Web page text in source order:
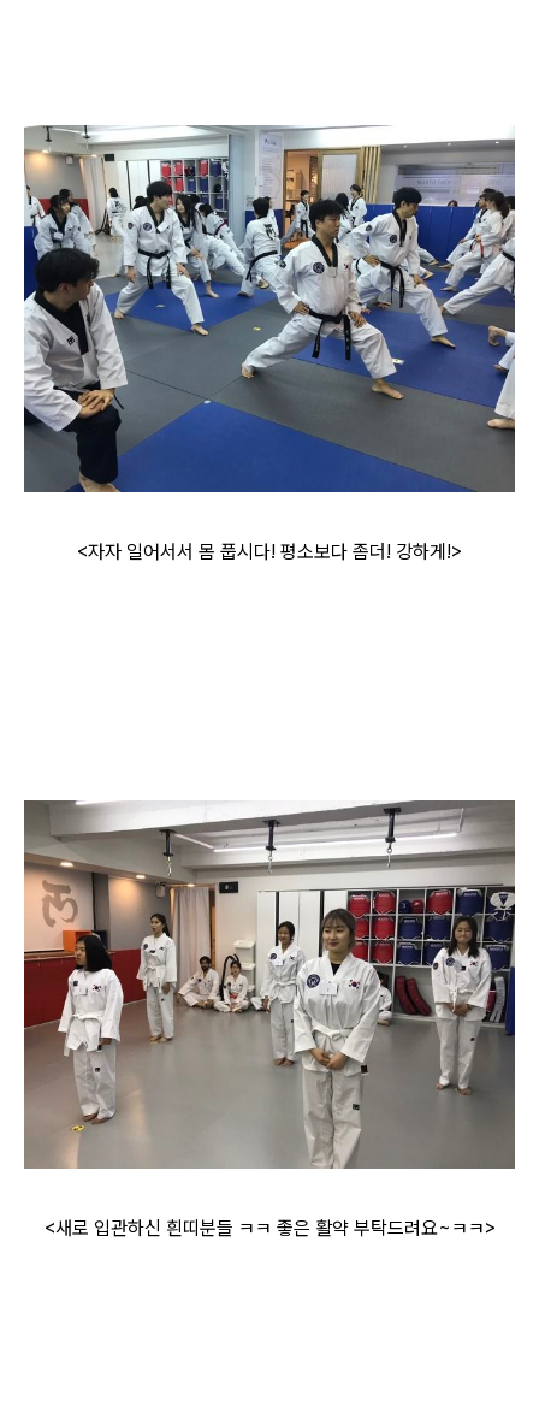
<자자 일어서서 몸 풉시다! 평소보다 좀더! 강하게!>
<새로 입관하신 흰띠분들 ㅋㅋ 좋은 활약 부탁드려요~ㅋㅋ>